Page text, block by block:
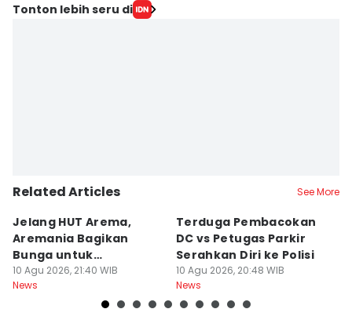
Tonton lebih seru di
Related Articles See More
Jelang HUT Arema,
Aremania Bagikan
Bunga untuk
Kendaraan Plat L
10 Agu 2026, 21:40 WIB
News
Terduga Pembacokan
DC vs Petugas Parkir
Serahkan Diri ke Polisi
10 Agu 2026, 20:48 WIB
News